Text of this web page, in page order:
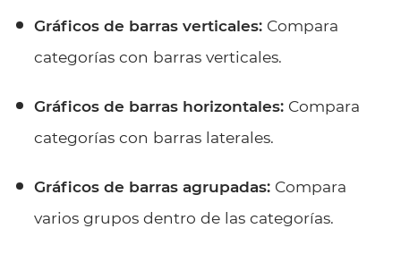
Gráficos de barras verticales:Compara
categorías con barras verticales.
Gráficos de barras horizontales:Compara
categorías con barras laterales.
Gráficos de barras agrupadas:Compara
varios grupos dentro de las categorías.